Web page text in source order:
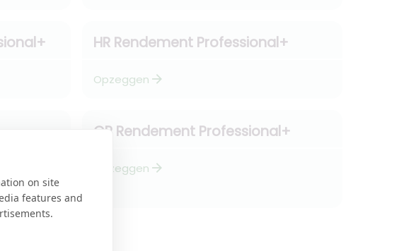
on site
features and
HR Rendement Professional+
Opzeggen arrow_forward
OR Rendement Professional+
Opzeggen arrow_forward